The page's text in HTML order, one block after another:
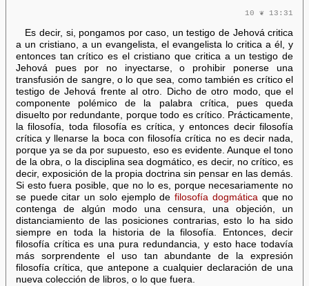
10 ❦ 13:31
Es decir, si, pongamos por caso, un testigo de Jehová critica
a un cristiano, a un evangelista, el evangelista lo critica a él, y
entonces tan crítico es el cristiano que critica a un testigo de
Jehová pues por no inyectarse, o prohibir ponerse una
transfusión de sangre, o lo que sea, como también es crítico el
testigo de Jehová frente al otro. Dicho de otro modo, que el
componente polémico de la palabra crítica, pues queda
disuelto por redundante, porque todo es crítico. Prácticamente,
la filosofía, toda filosofía es crítica, y entonces decir filosofía
crítica y llenarse la boca con filosofía crítica no es decir nada,
porque ya se da por supuesto, eso es evidente. Aunque el tono
de la obra, o la disciplina sea dogmático, es decir, no crítico, es
decir, exposición de la propia doctrina sin pensar en las demás.
Si esto fuera posible, que no lo es, porque necesariamente no
se puede citar un solo ejemplo de filosofía dogmáticaque no
contenga de algún modo una censura, una objeción, un
distanciamiento de las posiciones contrarias, esto lo ha sido
siempre en toda la historia de la filosofía. Entonces, decir
filosofía crítica es una pura redundancia, y esto hace todavía
más sorprendente el uso tan abundante de la expresión
filosofía crítica, que antepone a cualquier declaración de una
nueva colección de libros, o lo que fuera.